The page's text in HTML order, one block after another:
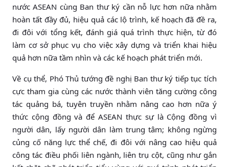
nước ASEAN cùng Ban thư ký cần nỗ lực hơn nữa nhằm
hoàn tất đầy đủ, hiệu quả các lộ trình, kế hoạch đã đề ra,
đi đôi với tổng kết, đánh giá quá trình thực hiện, từ đó
làm cơ sở phục vụ cho việc xây dựng và triển khai hiệu
quả hơn nữa tầm nhìn và các kế hoạch phát triển mới.
Về cụ thể, Phó Thủ tướng đề nghị Ban thư ký tiếp tục tích
cực tham gia cùng các nước thành viên tăng cường công
tác quảng bá, tuyên truyền nhằm nâng cao hơn nữa ý
thức cộng đồng và để ASEAN thực sự là Cộng đồng vì
người dân, lấy người dân làm trung tâm; không ngừng
củng cố năng lực thể chế, đi đôi với nâng cao hiệu quả
công tác điều phối liên ngành, liên trụ cột, cũng như gắn